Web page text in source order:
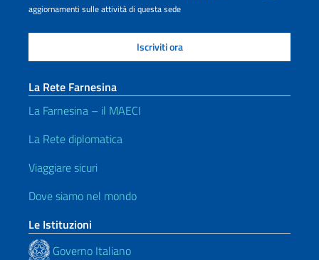
aggiornamenti sulle attività di questa sede
La Rete Farnesina
La Farnesina – il MAECI
La Rete diplomatica
Viaggiare sicuri
Dove siamo nel mondo
Le Istituzioni
Governo Italiano